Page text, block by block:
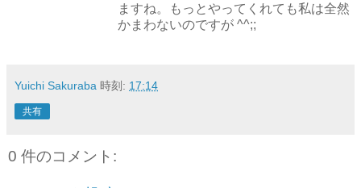
ますね。もっとやってくれても私は全然
かまわないのですが ^^;;
Yuichi Sakuraba 時刻: 17:14
共有
0 件のコメント: